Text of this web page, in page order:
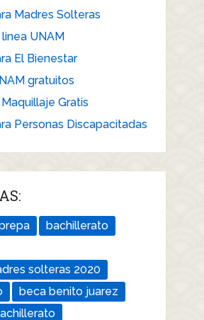
Madres Solteras
UNAM
El Bienestar
gratuitos
Gratis
Personas Discapacitadas
bachillerato
solteras 2020
beca benito juarez